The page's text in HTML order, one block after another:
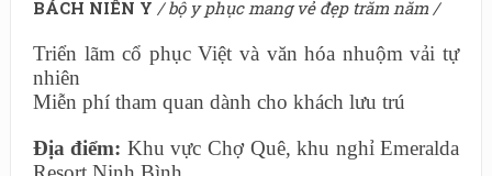
BÁCH NIÊN Y / bộ y phục mang vẻ đẹp trăm năm /
Triển lãm cổ phục Việt và văn hóa nhuộm vải tự
nhiên
Miễn phí tham quan dành cho khách lưu trú
Địa điểm: Khu vực Chợ Quê, khu nghỉ Emeralda